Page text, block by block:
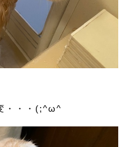
・・・(;^ω^